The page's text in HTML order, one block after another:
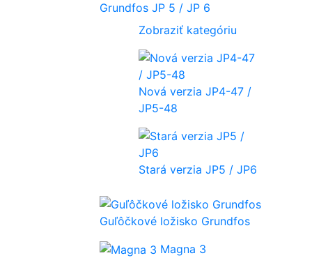
Grundfos JP 5 / JP 6
Zobraziť kategóriu
Nová verzia JP4-47 /
JP5-48
Stará verzia JP5 / JP6
Guľôčkové ložisko Grundfos
Magna 3